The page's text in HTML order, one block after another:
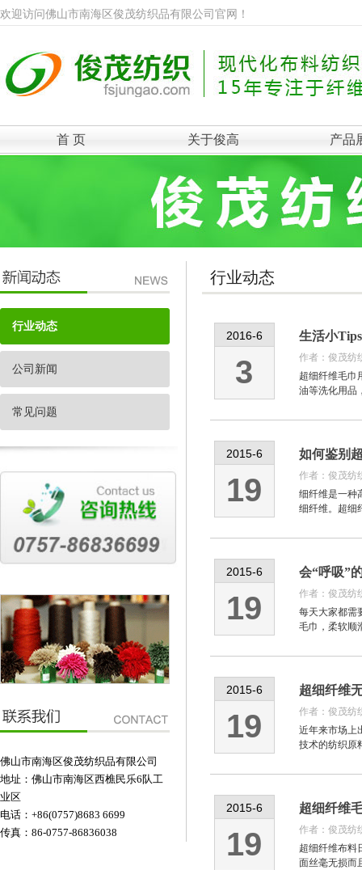
欢迎访问佛山市南海区俊茂纺织品有限公司官网！
首 页 关于俊高 产品
行业动态
公司新闻
常见问题
佛山市南海区俊茂纺织品有限公司
地址：佛山市南海区西樵民乐6队工
业区
电话：+86(0757)8683 6699
传真：86-0757-86836038
行业动态
2016-6
3
生活小
作者： 俊茂纺
超细纤维毛巾
油等洗化用品
2015-6
19
如何鉴别
作者： 俊茂纺
细纤维是一种
细纤维。超细
2015-6
19
会“呼吸”
作者： 俊茂纺
每天大家都需
毛巾，柔软顺
2015-6
19
超细纤维
作者： 俊茂纺
近年来市场上
技术的纺织原
2015-6
19
超细纤维
作者： 俊茂纺
超细纤维布料
面丝毫无损而